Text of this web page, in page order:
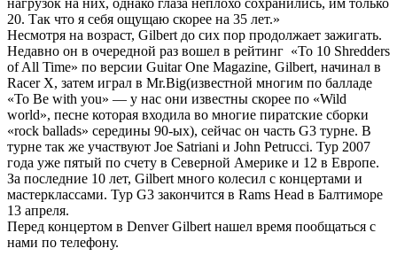
нагрузок на них, однако глаза неплохо сохранились, им только
20. Так что я себя ощущаю скорее на 35 лет.»
Несмотря на возраст, Gilbert до сих пор продолжает зажигать.
Недавно он в очередной раз вошел в рейтинг «To 10 Shredders
of All Time» по версии Guitar One Magazine, Gilbert, начинал в
Racer X, затем играл в Mr.Big(известной многим по балладе
«To Be with you» — у нас они известны скорее по «Wild
world», песне которая входила во многие пиратские сборки
«rock ballads» середины 90-ых), сейчас он часть G3 турне. В
турне так же участвуют Joe Satriani и John Petrucci. Тур 2007
года уже пятый по счету в Северной Америке и 12 в Европе.
За последние 10 лет, Gilbert много колесил с концертами и
мастерклассами. Тур G3 закончится в Rams Head в Балтиморе
13 апреля.
Перед концертом в Denver Gilbert нашел время пообщаться с
нами по телефону.